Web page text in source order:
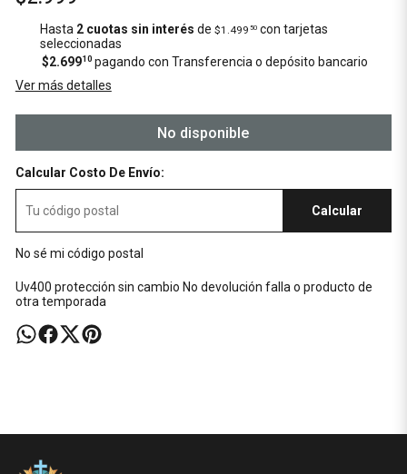
Hasta 2 cuotas sin interés de$1.499 50 con tarjetas
seleccionadas
$2.69910pagando con Transferencia o depósito bancario
Ver más detalles
No disponible
Calcular Costo De Envío:
Calcular
No sé mi código postal
Uv400 protección sin cambio No devolución falla o producto de
otra temporada